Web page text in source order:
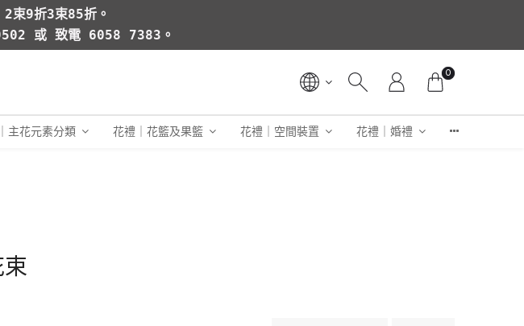
束9折3束85折。
或 致電 6058 7383。
0
主花元素分類 花禮｜花籃及果籃 花禮｜空間裝置 花禮｜婚禮